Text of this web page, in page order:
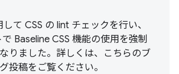
て CSS の lint チェックを行い、
Baseline CSS 機能の使用を強制
りました。詳しくは、こちらのブ
投稿をご覧ください。